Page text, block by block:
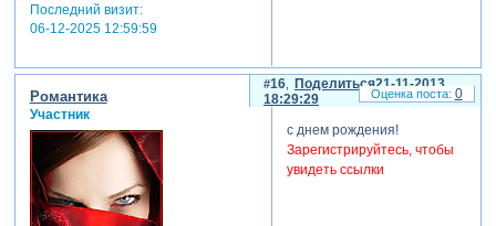
Последний визит:
06-12-2025 12:59:59
Поделиться
16
21-11-2013
18:29:29
Романтика
Участник
с днем рождения!
Зарегистрируйтесь, чтобы
увидеть ссылки
0